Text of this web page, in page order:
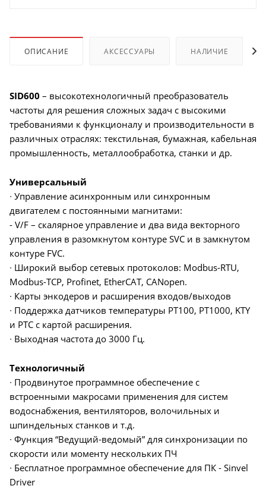
ОПИСАНИЕ АКСЕССУАРЫ НАЛИЧИЕ
SID600 – высокотехнологичный преобразователь
частоты для решения сложных задач с высокими
требованиями к функционалу и производительности в
различных отраслях: текстильная, бумажная, кабельная
промышленность, металлообработка, станки и др.
Универсальный
∙ Управление асинхронным или синхронным
двигателем с постоянными магнитами:
- V/F – скалярное управление и два вида векторного
управления в разомкнутом контуре SVC и в замкнутом
контуре FVC.
∙ Широкий выбор сетевых протоколов: Modbus-RTU,
Modbus-TCP, Profinet, EtherCAT, CANopen.
∙ Карты энкодеров и расширения входов/выходов
∙ Поддержка датчиков температуры PT100, PT1000, KTY
и PTC с картой расширения.
∙ Выходная частота до 3000 Гц.
Технологичный
∙ Продвинутое программное обеспечение с
встроенными макросами применения для систем
водоснабжения, вентиляторов, волочильных и
шпиндельных станков и т.д.
∙ Функция “Ведущий-ведомый” для синхронизации по
скорости или моменту нескольких ПЧ
∙ Бесплатное программное обеспечение для ПК - Sinvel
Driver